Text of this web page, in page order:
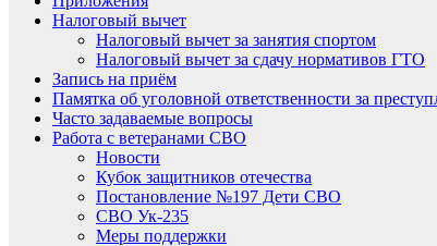
Налоговый вычет
Налоговый вычет за занятия спортом
Налоговый вычет за сдачу нормативов ГТО
Запись на приём
Памятка об уголовной ответственности за
Часто задаваемые вопросы
Работа с ветеранами СВО
Новости
Кубок защитников отечества
Постановление №197 Дети СВО
СВО Ук-235
Меры поддержки